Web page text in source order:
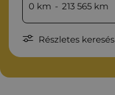
0 km - 213 565 km
Részletes keresés